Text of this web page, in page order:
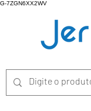
G-7ZGN6XX2WV